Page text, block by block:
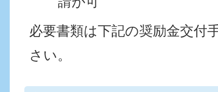
必要書類は下記の奨励金交付
さい。